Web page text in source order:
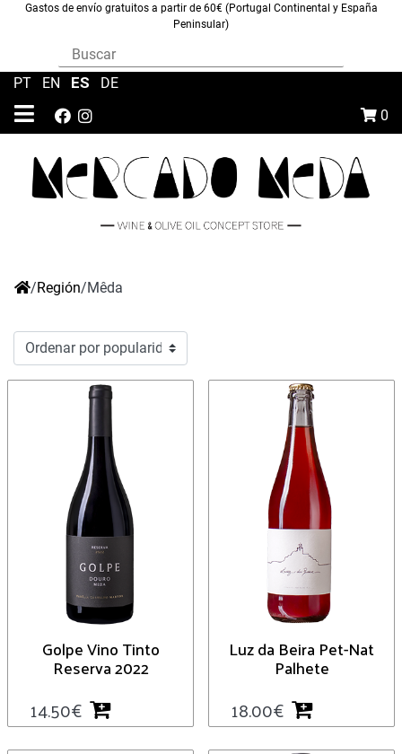
Gastos de envío gratuitos a partir de 60€ (Portugal Continental y España
Peninsular)
0
PT EN ES DE
/Región/Mêda
Golpe Vino Tinto
Reserva 2022
14.50€
Luz da Beira Pet-Nat
Palhete
18.00€